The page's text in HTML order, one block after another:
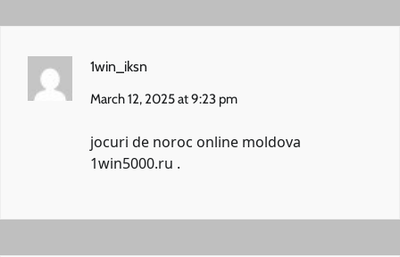
1win_iksn
March 12, 2025 at 9:23 pm
jocuri de noroc online moldova
1win5000.ru .